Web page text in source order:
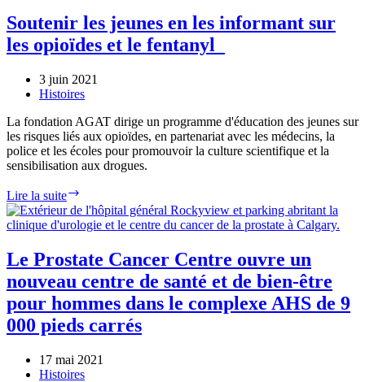
Soutenir les jeunes en les informant sur
les opioïdes et le fentanyl
3 juin 2021
Histoires
La fondation AGAT dirige un programme d'éducation des jeunes sur
les risques liés aux opioïdes, en partenariat avec les médecins, la
police et les écoles pour promouvoir la culture scientifique et la
sensibilisation aux drogues.
Lire la suite
les
jeunes
en
informant
sur
les
opioïdes
et
le
fentanyl
Le Prostate Cancer Centre ouvre un
nouveau centre de santé et de bien-être
pour hommes dans le complexe AHS de 9
000 pieds carrés
17 mai 2021
Histoires